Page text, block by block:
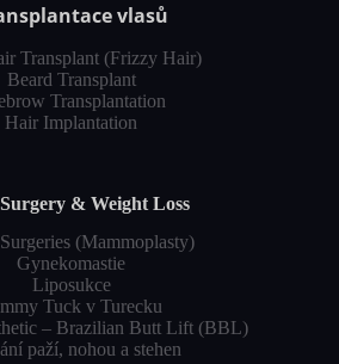
vlasů
Transplant (Frizzy Hair)
Beard Transplant
Transplantation
Hair Implantation
& Weight Loss
(Mammoplasty)
Gynekomastie
Liposukce
Tuck v Turecku
– Brazilian Butt Lift (BBL)
paží, nohou a stehen